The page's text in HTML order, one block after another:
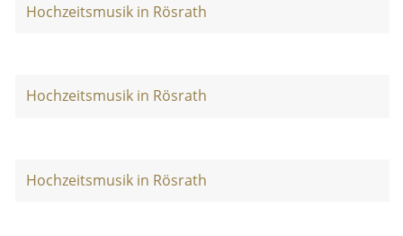
Hochzeitsmusik in Rösrath
Hochzeitsmusik in Rösrath
Hochzeitsmusik in Rösrath